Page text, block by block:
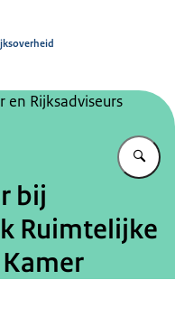
en Rijksadviseurs
bij
Ruimtelijke